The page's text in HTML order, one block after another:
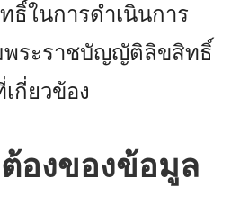
ธิ์ในการดำเนินการ
พระราชบัญญัติลิขสิทธิ์
กี่ยวข้อง
องของข้อมูล